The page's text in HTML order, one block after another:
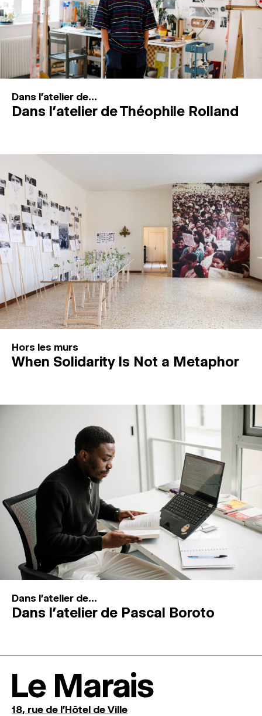
Recherche
Connexion
Dans l'atelier de...
Dans l’atelier de Théophile Rolland
Hors les murs
When Solidarity Is Not a Metaphor
Dans l'atelier de...
Dans l’atelier de Pascal Boroto
Le Marais
18, rue de l'Hôtel de Ville